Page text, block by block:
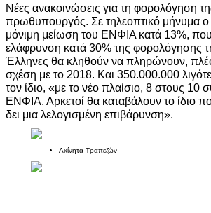
Νέες ανακοινώσεις για τη φορολόγηση
πρωθυπουργός. Σε τηλεοπτικό μήνυμα ο
μόνιμη μείωση του ΕΝΦΙΑ κατά 13%,
ελάφρυνση κατά 30% της φορολόγησης
Έλληνες θα κληθούν να πληρώνουν,
σχέση με το 2018. Και 350.000.000
τον ίδιο, «με το νέο πλαίσιο, 8 στους
ΕΝΦΙΑ. Αρκετοί θα καταβάλουν το ίδιο
δει μια λελογισμένη επιβάρυνση».
Ακίνητα Τραπεζών